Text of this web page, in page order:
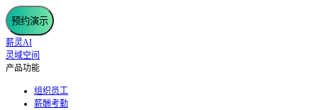
预约演示
薪灵AI
灵域空间
产品功能
组织员工
薪酬考勤